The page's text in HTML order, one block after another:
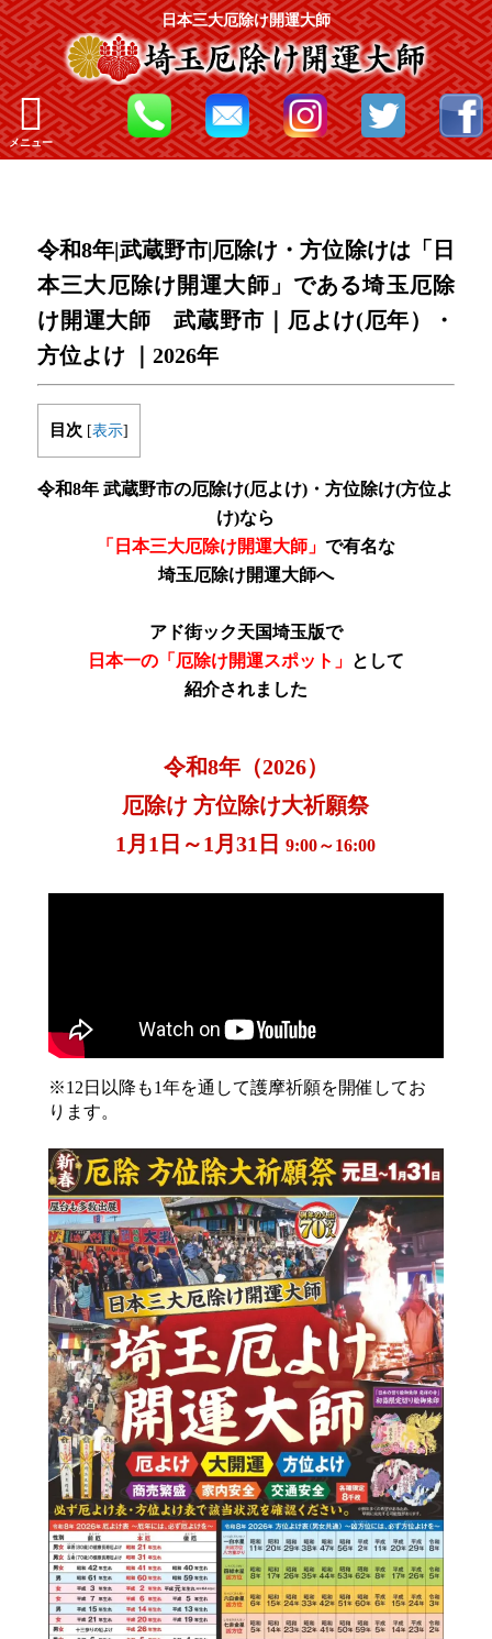
日本三大厄除け開運大師
メニュー
令和8年|武蔵野市|厄除け・方位除けは「日
本三大厄除け開運大師」である埼玉厄除
け開運大師 武蔵野市｜厄よけ(厄年）・
方位よけ ｜2026年
目次 [表示]
令和8年 武蔵野市の厄除け(厄よけ)・方位除け(方位よ
け)なら
「日本三大厄除け開運大師」 で有名な
埼玉厄除け開運大師へ
アド街ック天国埼玉版で
日本一の「厄除け開運スポット」 として
紹介されました
令和8年（2026）
厄除け 方位除け大祈願祭
1月1日～1月31日9:00～16:00
※12日以降も1年を通して護摩祈願を開催してお
ります。